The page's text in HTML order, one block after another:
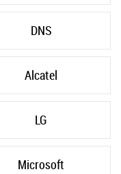
DNS
Alcatel
LG
Microsoft